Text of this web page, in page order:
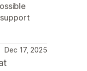
Dec 17, 2025